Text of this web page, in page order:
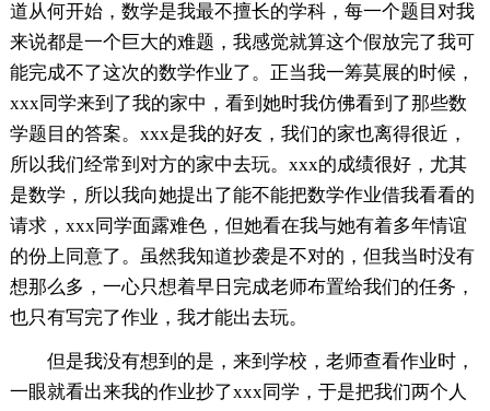
道从何开始，数学是我最不擅长的学科，每一个题目对我
来说都是一个巨大的难题，我感觉就算这个假放完了我可
能完成不了这次的数学作业了。正当我一筹莫展的时候，
xxx同学来到了我的家中，看到她时我仿佛看到了那些数
学题目的答案。xxx是我的好友，我们的家也离得很近，
所以我们经常到对方的家中去玩。xxx的成绩很好，尤其
是数学，所以我向她提出了能不能把数学作业借我看看的
请求，xxx同学面露难色，但她看在我与她有着多年情谊
的份上同意了。虽然我知道抄袭是不对的，但我当时没有
想那么多，一心只想着早日完成老师布置给我们的任务，
也只有写完了作业，我才能出去玩。
但是我没有想到的是，来到学校，老师查看作业时，
一眼就看出来我的作业抄了xxx同学，于是把我们两个人